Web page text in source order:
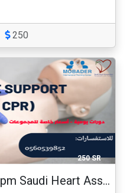
250
250 SR
BLS(cpr) monday6:30 pm Saudi Heart Association